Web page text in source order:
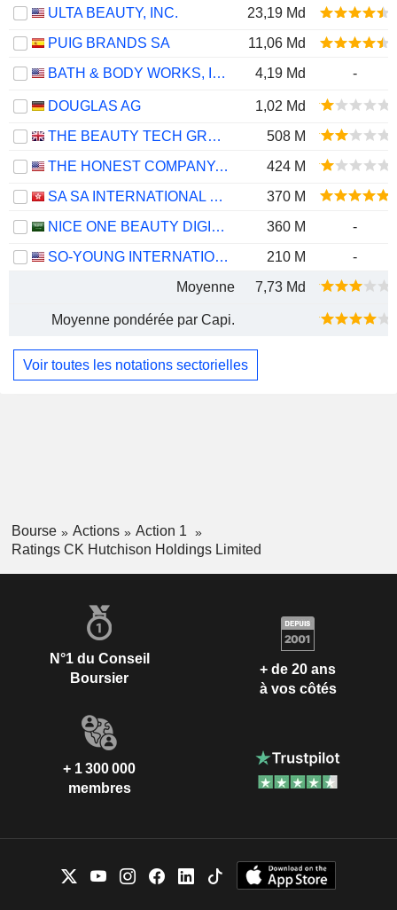
ULTA BEAUTY, INC.
23,19 Md
PUIG BRANDS SA
11,06 Md
BATH & BODY WORKS, INC.
4,19 Md -
DOUGLAS AG
1,02 Md
THE BEAUTY TECH GROUP PLC
508 M
THE HONEST COMPANY, INC.
424 M
SA SA INTERNATIONAL HOLDINGS LIMITED
370 M
NICE ONE BEAUTY DIGITAL MARKETING COMPANY
360 M
-
SO-YOUNG INTERNATIONAL INC.
210 M
-
Moyenne
7,73 Md
Moyenne pondérée par Capi.
Voir toutes les notations sectorielles
Bourse Actions
Action 1
Ratings CK Hutchison Holdings Limited
N°1 du Conseil
Boursier
+ de 20 ans
à vos côtés
+ 1 300 000
membres